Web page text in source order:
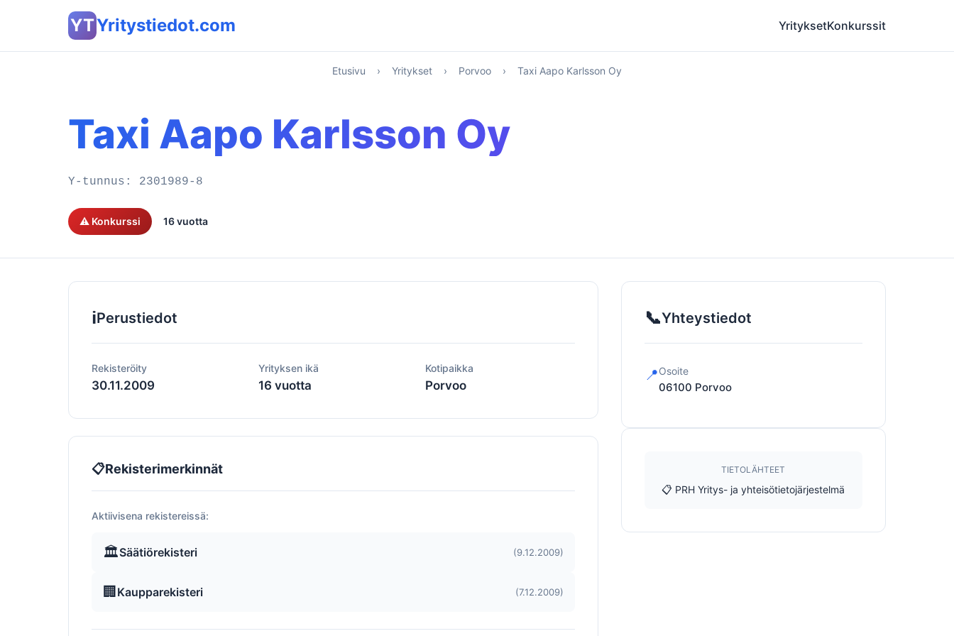
YTYritystiedot.com YrityksetKonkurssit
Etusivu › Yritykset › Porvoo › Taxi Aapo Karlsson Oy
Taxi Aapo Karlsson Oy
Y-tunnus: 2301989-8
⚠️ Konkurssi 16 vuotta
ℹ️Perustiedot
Rekisteröity
30.11.2009
Yrityksen ikä
16 vuotta
Kotipaikka
Porvoo
📋Rekisterimerkinnät
Aktiivisena rekistereissä:
🏛️Säätiörekisteri (9.12.2009)
🏢 Kaupparekisteri (7.12.2009)
📞Yhteystiedot
📍Osoite
06100 Porvoo
TIETOLÄHTEET
📋 PRH Yritys- ja yhteisötietojärjestelmä